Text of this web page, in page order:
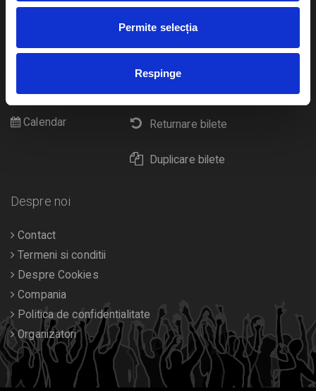
Permite selecția
Respinge
eBilet printat acasa
Returnare bilete
Duplicare bilete
Pentru copii
Diverse
Calendar
Despre noi
Contact
Termeni si conditii
Despre Cookies
Compania
Politica de confidentialitate
Organizatori